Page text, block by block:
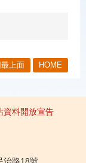
最上面 HOME
資料開放宣告